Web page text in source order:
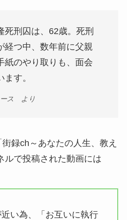
死刑囚は、62歳。死刑
経つ中、数年前に父親
紙のやり取りも、面会
す。
ース より
録ch～あなたの人生、教え
ルで投稿された動画には
い為、「お互いに執行